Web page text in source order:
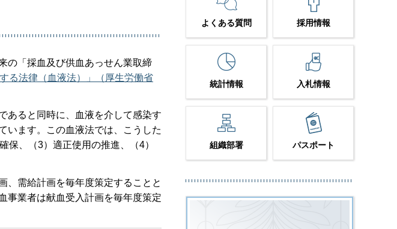
の「採血及び供血あっせん業取締
る法律（血液法）」（厚生労働省
あると同時に、血液を介して感染す
います。この血液法では、こうした
保、（3）適正使用の推進、（4）
、需給計画を毎年度策定することと
事業者は献血受入計画を毎年度策定
よくある質問 採用情報
統計情報 入札情報
組織部署 パスポート